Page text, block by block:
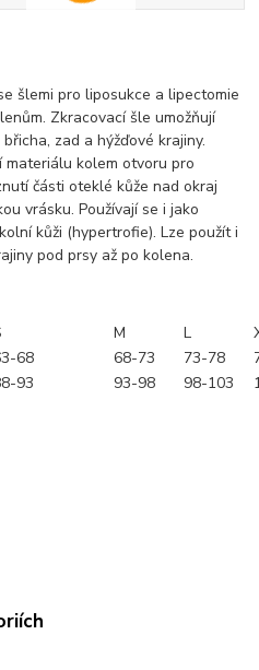
šlemi pro liposukce a lipectomie
Zkracovací šle umožňují
zad a hýžďové krajiny.
materiálu kolem otvoru pro
části oteklé kůže nad okraj
vrásku. Používají se i jako
kůži (hypertrofie). Lze použít i
pod prsy až po kolena.
M L
68 68-73 73-78
93 93-98 98-103